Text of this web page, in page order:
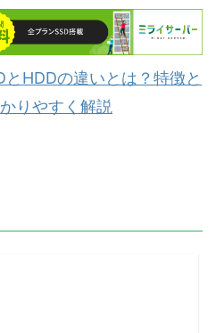
とHDDの違いとは？特徴と
りやすく解説